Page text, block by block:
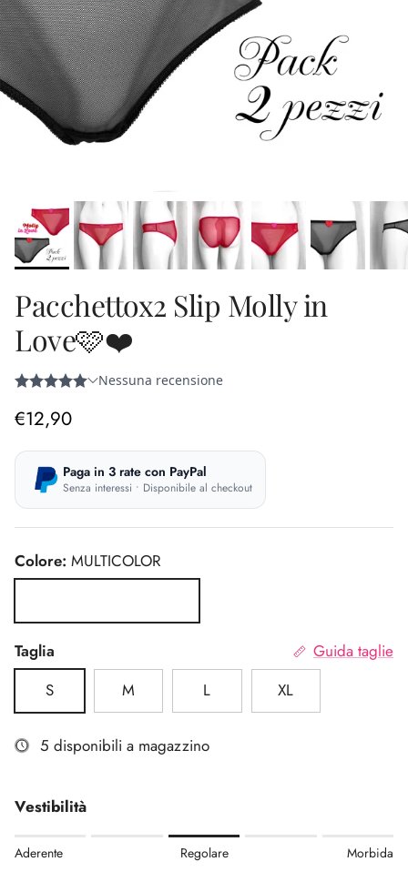
Pacchettox2 Slip Molly in
Love🩷❤️
Prezzo normale
€12,90
Paga in 3 rate con PayPal
Senza interessi • Disponibile al checkout
Colore: MULTICOLOR
Taglia
Guida taglie
S
M L XL
5 disponibili a magazzino
Vestibilità
Rating of 1 means Aderente.
Aderente Regolare Morbida